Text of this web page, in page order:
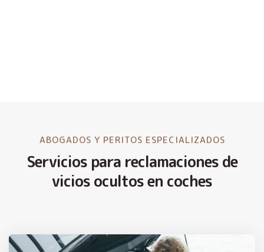
ABOGADOS Y PERITOS ESPECIALIZADOS
Servicios para reclamaciones de
vicios ocultos en coches